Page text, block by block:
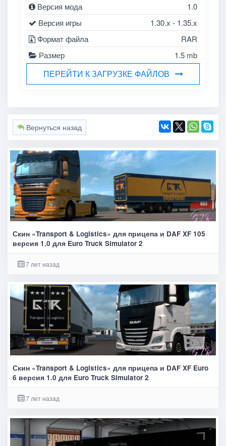
Версия мода
1.0
Версия игры
1.30.x - 1.35.x
Формат файла
RAR
Размер
1.5 mb
ПЕРЕЙТИ К ЗАГРУЗКЕ ФАЙЛОВ
Вернуться назад
Скин «Transport & Logistics» для прицепа и DAF XF 105
версия 1.0 для Euro Truck Simulator 2
7 лет назад
Скин «Transport & Logistics» для прицепа и DAF XF Euro
6 версия 1.0 для Euro Truck Simulator 2
7 лет назад